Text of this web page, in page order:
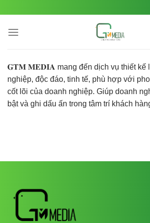
content
𝐆𝐓𝐌 𝐌𝐄𝐃𝐈𝐀 mang đến dịch vụ thiết kế
nghiệp, độc đáo, tinh tế, phù hợp với
cốt lõi của doanh nghiệp. Giúp doanh
bật và ghi dấu ấn trong tâm trí khách